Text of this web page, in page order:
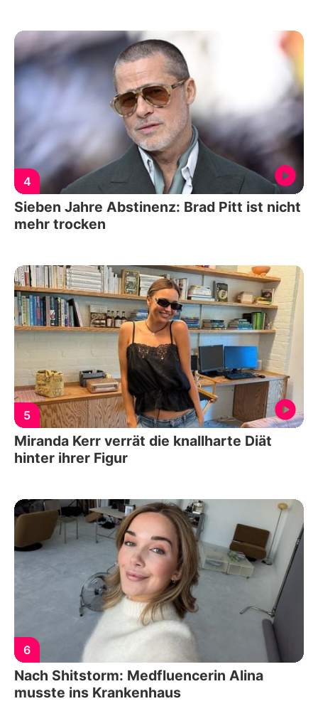
4
Sieben Jahre Abstinenz: Brad Pitt ist nicht
mehr trocken
5
Miranda Kerr verrät die knallharte Diät
hinter ihrer Figur
6
Nach Shitstorm: Medfluencerin Alina
musste ins Krankenhaus